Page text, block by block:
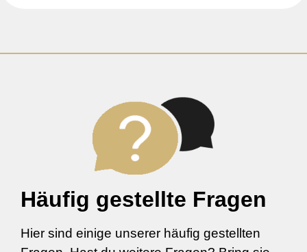
Häufig gestellte Fragen
Hier sind einige unserer häufig gestellten